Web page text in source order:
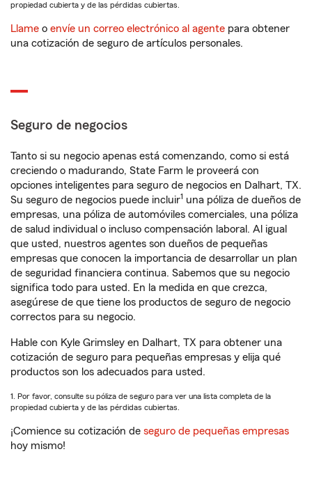
propiedad cubierta y de las pérdidas cubiertas.
Llame o envíe un correo electrónico al agente para obtener
una cotización de seguro de artículos personales.
Seguro de negocios
Tanto si su negocio apenas está comenzando, como si está
creciendo o madurando, State Farm le proveerá con
opciones inteligentes para seguro de negocios en Dalhart, TX.
Su seguro de negocios puede incluir1 una póliza de dueños de
empresas, una póliza de automóviles comerciales, una póliza
de salud individual o incluso compensación laboral. Al igual
que usted, nuestros agentes son dueños de pequeñas
empresas que conocen la importancia de desarrollar un plan
de seguridad financiera continua. Sabemos que su negocio
significa todo para usted. En la medida en que crezca,
asegúrese de que tiene los productos de seguro de negocio
correctos para su negocio.
Hable con Kyle Grimsley en Dalhart, TX para obtener una
cotización de seguro para pequeñas empresas y elija qué
productos son los adecuados para usted.
1. Por favor, consulte su póliza de seguro para ver una lista completa de la
propiedad cubierta y de las pérdidas cubiertas.
¡Comience su cotización de seguro de pequeñas empresas
hoy mismo!